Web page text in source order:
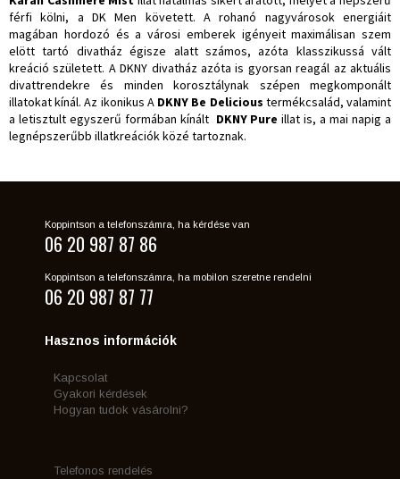
férfi kölni, a DK Men követett. A rohanó nagyvárosok energiáit
magában hordozó és a városi emberek igényeit maximálisan szem
elött tartó divatház égisze alatt számos, azóta klasszikussá vált
kreáció született. A DKNY divatház azóta is gyorsan reagál az aktuális
divattrendekre és minden korosztálynak szépen megkomponált
illatokat kínál. Az ikonikus A DKNY Be Delicious termékcsalád, valamint
a letisztult egyszerű formában kínált DKNY Pure illat is, a mai napig a
legnépszerűbb illatkreációk közé tartoznak.
Koppintson a telefonszámra, ha kérdése van
06 20 987 87 86
Koppintson a telefonszámra, ha mobilon szeretne rendelni
06 20 987 87 77
Hasznos információk
Kapcsolat
Gyakori kérdések
Hogyan tudok vásárolni?
Telefonos rendelés